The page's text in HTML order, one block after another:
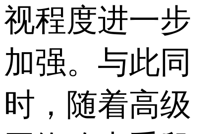
视程度进一步
加强。与此同
时，随着高级